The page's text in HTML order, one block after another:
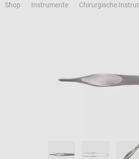
Shop Instrumente Chirurgische